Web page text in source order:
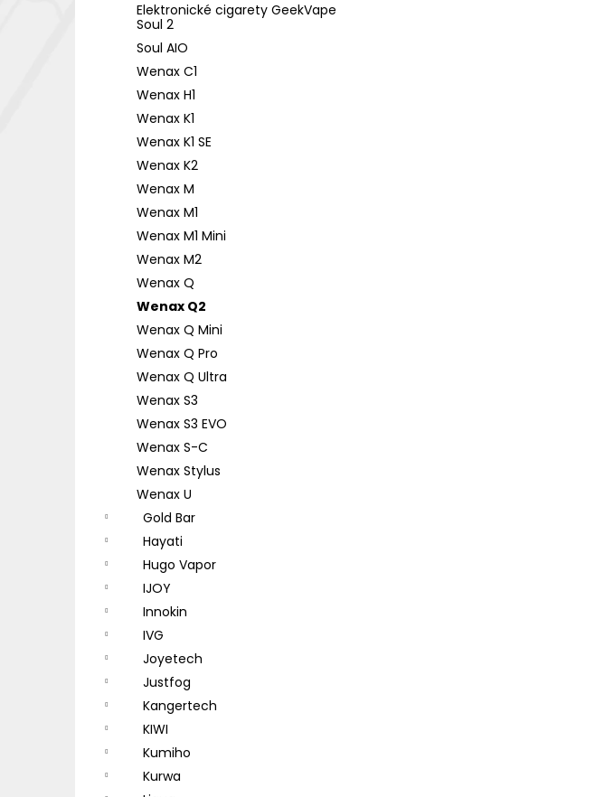
Elektronické cigarety GeekVape
Soul 2
Soul AIO
Wenax C1
Wenax H1
Wenax K1
Wenax K1 SE
Wenax K2
Wenax M
Wenax M1
Wenax M1 Mini
Wenax M2
Wenax Q
Wenax Q2
Wenax Q Mini
Wenax Q Pro
Wenax Q Ultra
Wenax S3
Wenax S3 EVO
Wenax S-C
Wenax Stylus
Wenax U
Gold Bar
Hayati
Hugo Vapor
IJOY
Innokin
IVG
Joyetech
Justfog
Kangertech
KIWI
Kumiho
Kurwa